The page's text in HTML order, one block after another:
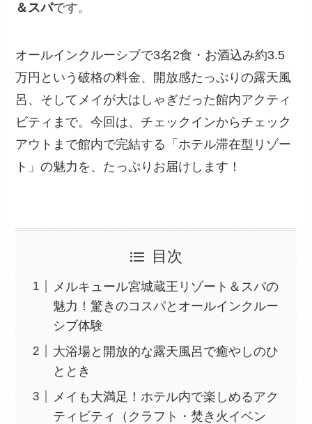
＆スパです。
オールインクルーシブで3名2食・お酒込み約3.5
万円という破格の料金、開放感たっぷりの露天風
呂、そしてメイが大はしゃぎだった館内アクティ
ビティまで。今回は、チェックインからチェック
アウトまで館内で完結する「ホテル滞在型リゾー
ト」の魅力を、たっぷりお届けします！
目次
メルキュール宮城蔵王リゾート＆スパの
魅力！驚きのコスパとオールインクルー
シブ体験
大浴場と開放的な露天風呂で癒やしのひ
ととき
メイも大満足！ホテル内で楽しめるアク
ティビティ（クラフト・焚き火イベン